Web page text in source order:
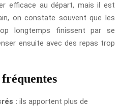
efficace au départ, mais il est
on constate souvent que les
longtemps finissent par se
ensuite avec des repas trop
: ils apportent plus de